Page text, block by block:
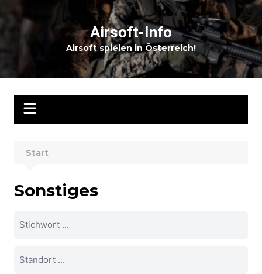
Inhalt
springen
Airsoft-Info
Airsoft spielen in Österreich!
Start
Sonstiges